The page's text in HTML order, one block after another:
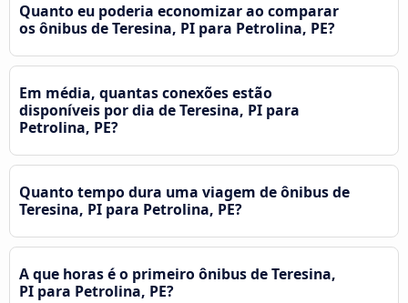
Quanto eu poderia economizar ao comparar
os ônibus de Teresina, PI para Petrolina, PE?
Em média, quantas conexões estão
disponíveis por dia de Teresina, PI para
Petrolina, PE?
Quanto tempo dura uma viagem de ônibus de
Teresina, PI para Petrolina, PE?
A que horas é o primeiro ônibus de Teresina,
PI para Petrolina, PE?